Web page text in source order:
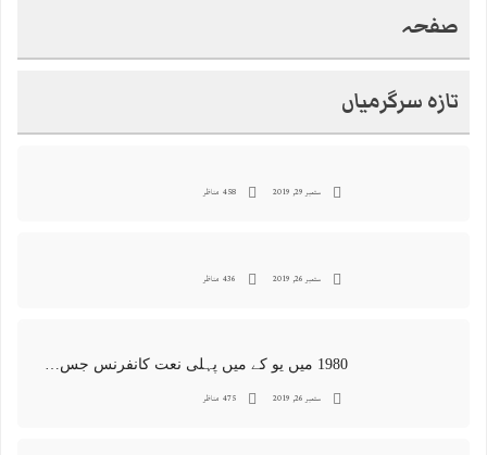
صفحہ
تازہ سرگرمیاں
ستمبر 29, 2019 458 مناظر
ستمبر 26, 2019 436 مناظر
ستمبر 26, 2019 475 مناظر